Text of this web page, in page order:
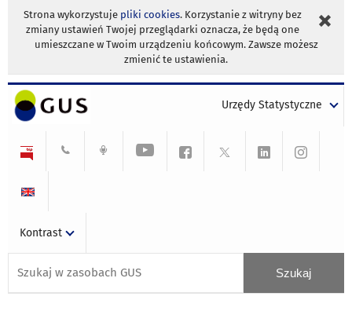
Strona wykorzystuje pliki cookies. Korzystanie z witryny bez
zmiany ustawień Twojej przeglądarki oznacza, że będą one
umieszczane w Twoim urządzeniu końcowym. Zawsze możesz
zmienić te ustawienia.
Urzędy Statystyczne
Kontrast